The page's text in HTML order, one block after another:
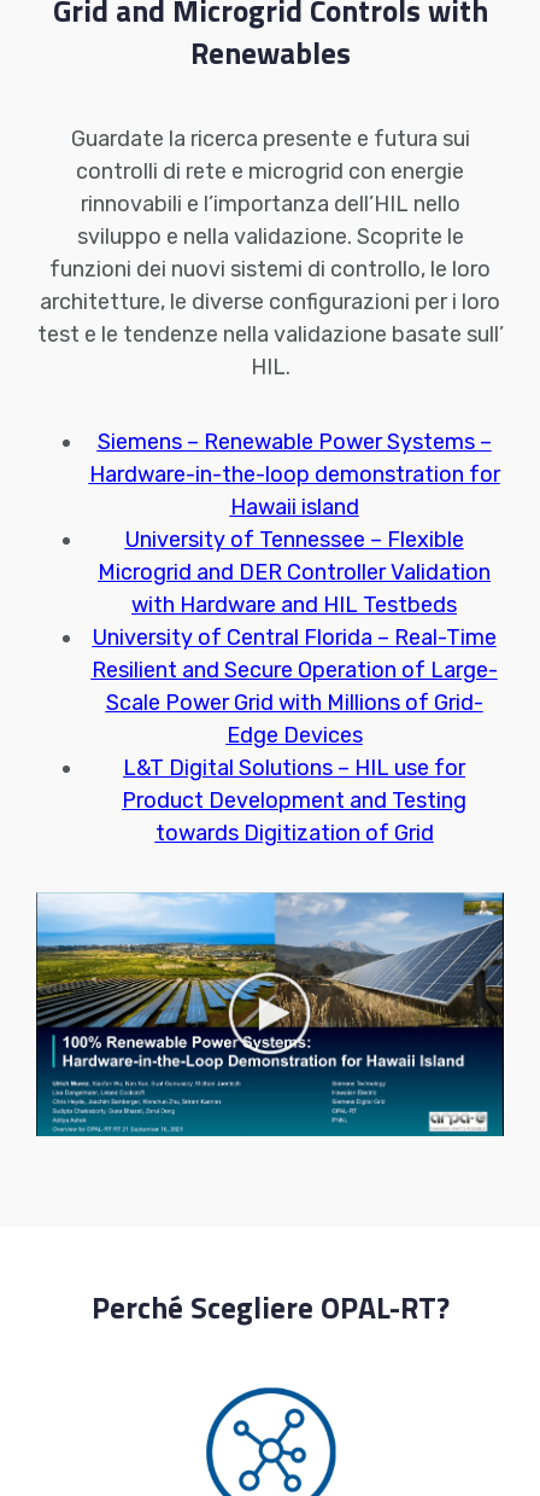
Grid and Microgrid Controls with
Renewables
Guardate la ricerca presente e futura sui
controlli di rete e microgrid con energie
rinnovabili e l’importanza dell’HIL nello
sviluppo e nella validazione. Scoprite le
funzioni dei nuovi sistemi di controllo, le loro
architetture, le diverse configurazioni per i loro
test e le tendenze nella validazione basate sull’
HIL.
Siemens – Renewable Power Systems –
Hardware-in-the-loop demonstration for
Hawaii island
University of Tennessee – Flexible
Microgrid and DER Controller Validation
with Hardware and HIL Testbeds
University of Central Florida – Real-Time
Resilient and Secure Operation of Large-
Scale Power Grid with Millions of Grid-
Edge Devices
L&T Digital Solutions – HIL use for
Product Development and Testing
towards Digitization of Grid
Perché Scegliere OPAL-RT?